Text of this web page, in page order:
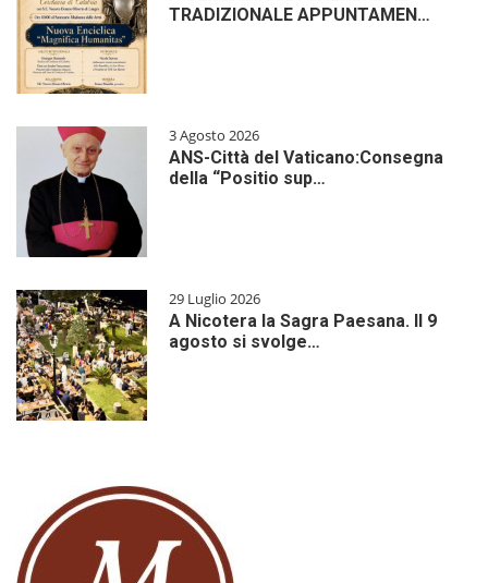
TRADIZIONALE APPUNTAMEN…
3 Agosto 2026
ANS-Città del Vaticano:Consegna
della “Positio sup…
29 Luglio 2026
A Nicotera la Sagra Paesana. Il 9
agosto si svolge…